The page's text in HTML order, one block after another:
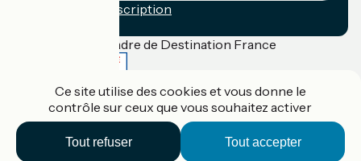
Conditions d'inscription
Financé dans le cadre de Destination France
Accueil Vélo Pro
Contact
Mentions légales
Ce site utilise des cookies et vous donne le
contrôle sur ceux que vous souhaitez activer
Tout accepter
Tout refuser